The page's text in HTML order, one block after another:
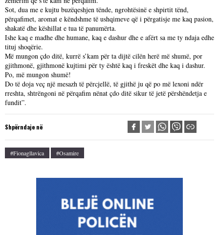
Sot, dua me e kujtu buzëqeshjen tënde, ngrohtësinë e shpirtit tënd,
përqafimet, aromat e këndshme të ushqimeve që i përgatisje me kaq pasion,
shakatë dhe këshillat e tua të panumërta.
Ishe kaq e madhe dhe humane, kaq e dashur dhe e afërt sa me ty ndaja edhe
tituj shoqërie.
Më mungon çdo ditë, kurrë s’kam për ta dijtë cilën herë më shumë, por
gjithmonë, gjithmonë kujtimi për ty është kaq i freskët dhe kaq i dashur.
Po, më mungon shumë!
Do të doja veç një mesazh të përcjellë, të gjithë ju që po më lexoni ndër
rreshta, shtrëngoni në përqafim nënat çdo ditë sikur të jetë përshëndetja e
fundit”.
Shpërndaje në
#fionagllavica #osamire